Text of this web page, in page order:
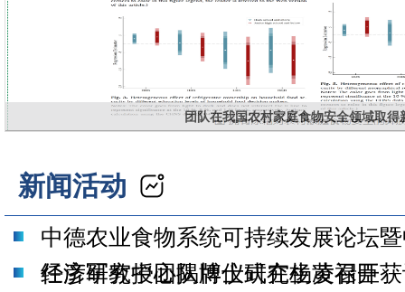
团队在我国农村家庭食物安全领域取得
新闻活动
中德农业食物系统可持续发展论坛
经济研究中心揭牌仪式在杨凌召开
任彦军教授团队博士研究生黄禄臣